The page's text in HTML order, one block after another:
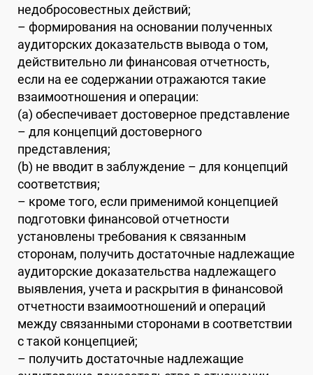
недобросовестных действий;
– формирования на основании полученных
аудиторских доказательств вывода о том,
действительно ли финансовая отчетность,
если на ее содержании отражаются такие
взаимоотношения и операции:
(a) обеспечивает достоверное представление
– для концепций достоверного
представления;
(b) не вводит в заблуждение – для концепций
соответствия;
– кроме того, если применимой концепцией
подготовки финансовой отчетности
установлены требования к связанным
сторонам, получить достаточные надлежащие
аудиторские доказательства надлежащего
выявления, учета и раскрытия в финансовой
отчетности взаимоотношений и операций
между связанными сторонами в соответствии
с такой концепцией;
– получить достаточные надлежащие